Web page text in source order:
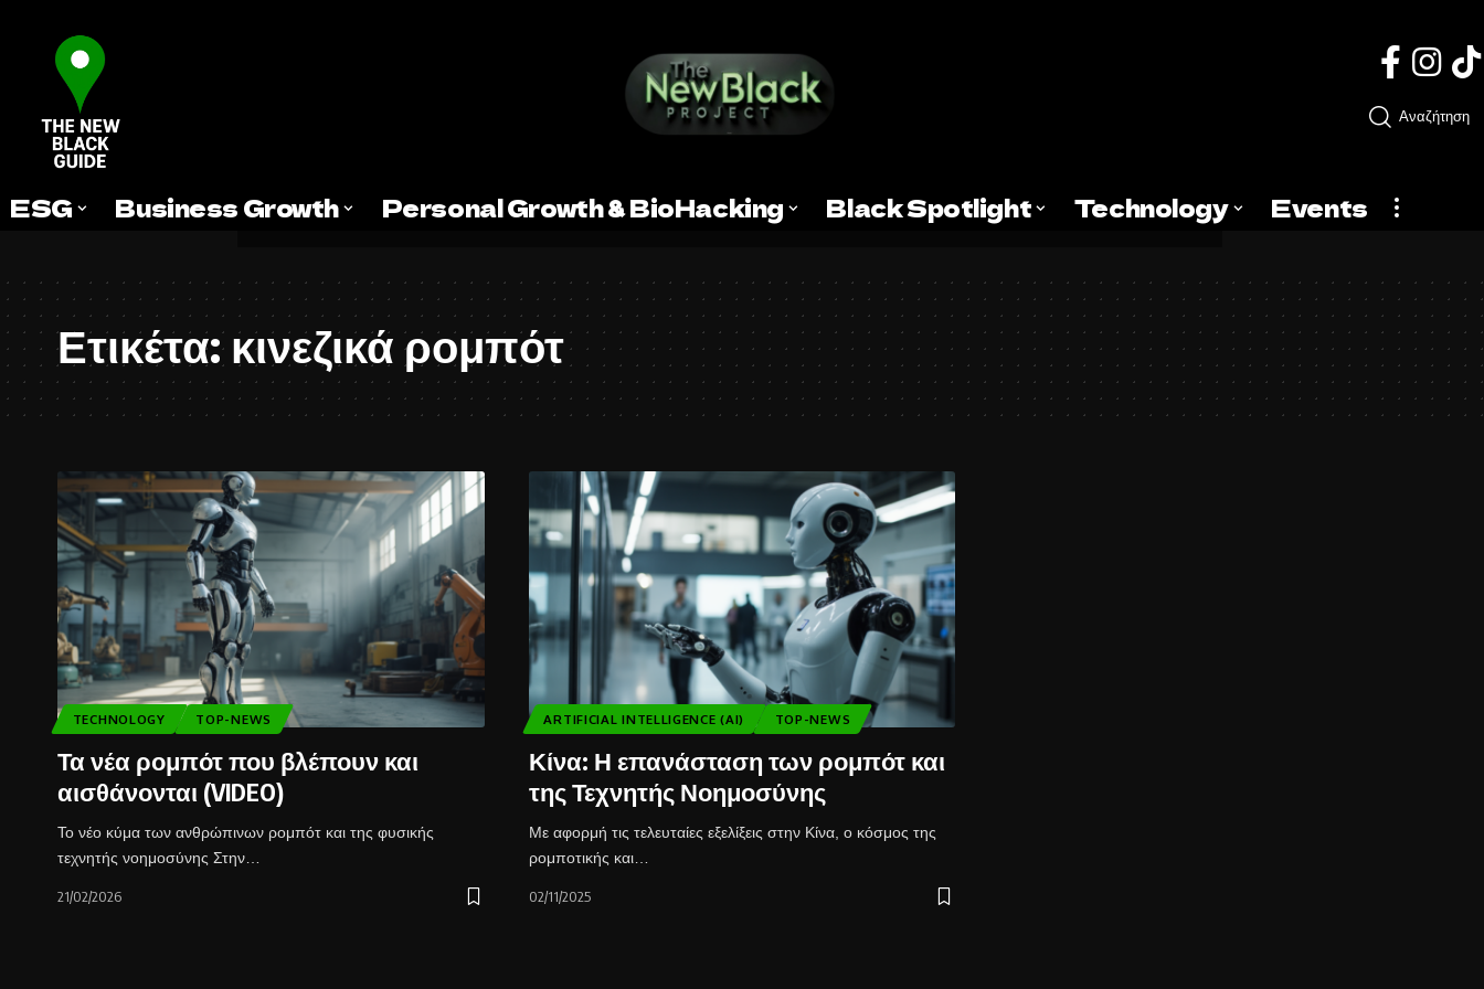
Αναζήτηση
ESG Business Growth Personal Growth & BioHacking Black Spotlight Technology Events
Ετικέτα:κινεζικά ρομπότ
TECHNOLOGY TOP-NEWS
Τα νέα ρομπότ που βλέπουν και
αισθάνονται (VIDEO)
Το νέο κύμα των ανθρώπινων ρομπότ και της φυσικής
τεχνητής νοημοσύνης Στην…
21/02/2026
ARTIFICIAL INTELLIGENCE (AI) TOP-NEWS
Κίνα: Η επανάσταση των ρομπότ και
της Τεχνητής Νοημοσύνης
Με αφορμή τις τελευταίες εξελίξεις στην Κίνα, ο κόσμος της
ρομποτικής και…
02/11/2025